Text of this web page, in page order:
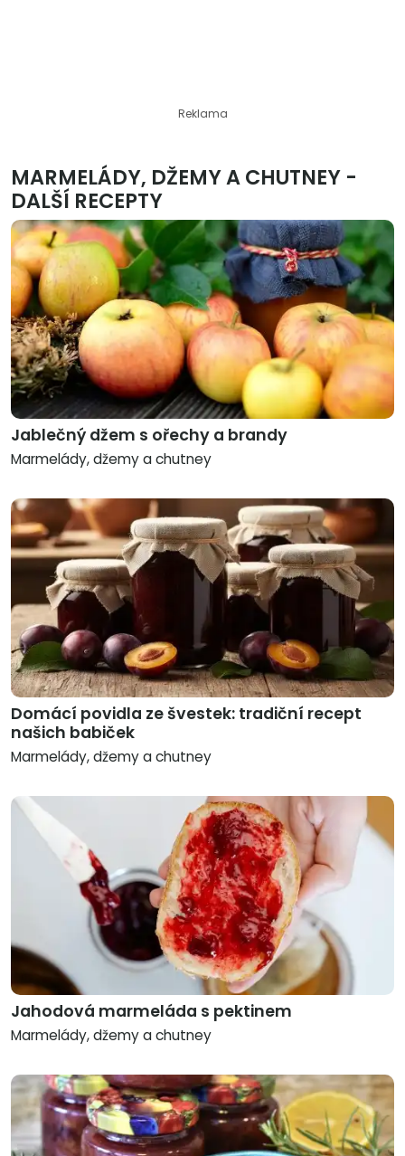
Reklama
MARMELÁDY, DŽEMY A CHUTNEY -
DALŠÍ RECEPTY
Jablečný džem s ořechy a brandy
Marmelády, džemy a chutney
Domácí povidla ze švestek: tradiční recept
našich babiček
Marmelády, džemy a chutney
Jahodová marmeláda s pektinem
Marmelády, džemy a chutney